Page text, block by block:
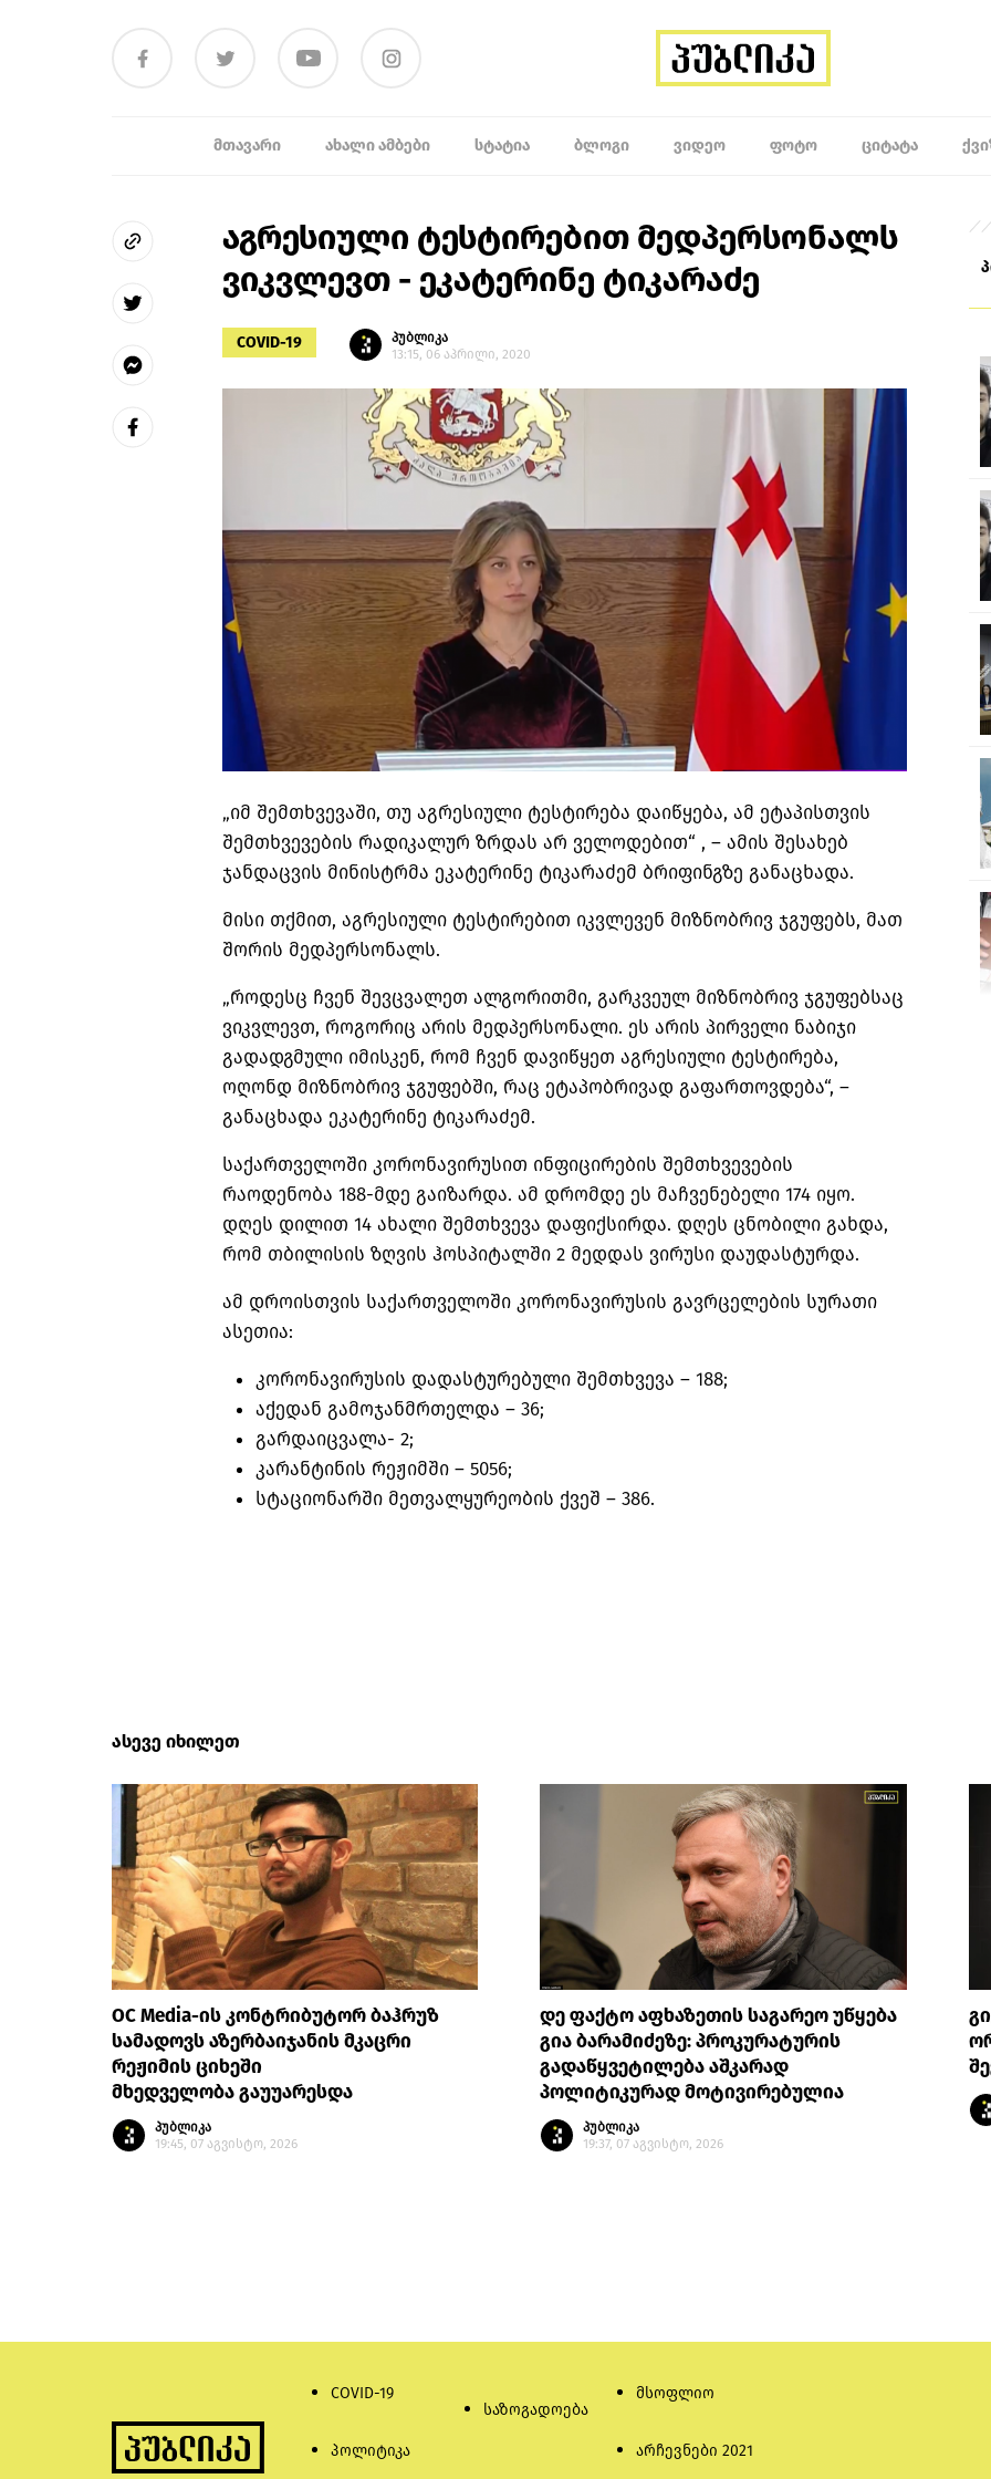
ᲛᲗᲐᲕᲐᲠᲘ ᲐᲮᲐᲚᲘ ᲐᲛᲑᲔᲑᲘ ᲡᲢᲐᲢᲘᲐ ᲑᲚᲝᲒᲘ ᲕᲘᲓᲔᲝ ᲤᲝᲢᲝ ᲪᲘᲢᲐᲢᲐ
აგრესიული ტესტირებით მედპერსონალს
ვიკვლევთ - ეკატერინე ტიკარაძე
COVID-19
პუბლიკა
13:15, 06 აპრილი, 2020
„იმ შემთხვევაში, თუ აგრესიული ტესტირება დაიწყება, ამ ეტაპისთვის
შემთხვევების რადიკალურ ზრდას არ ველოდებით“ , – ამის შესახებ
ჯანდაცვის მინისტრმა ეკატერინე ტიკარაძემ ბრიფინგზე განაცხადა.
მისი თქმით, აგრესიული ტესტირებით იკვლევენ მიზნობრივ ჯგუფებს, მათ
შორის მედპერსონალს.
„როდესც ჩვენ შევცვალეთ ალგორითმი, გარკვეულ მიზნობრივ ჯგუფებსაც
ვიკვლევთ, როგორიც არის მედპერსონალი. ეს არის პირველი ნაბიჯი
გადადგმული იმისკენ, რომ ჩვენ დავიწყეთ აგრესიული ტესტირება,
ოღონდ მიზნობრივ ჯგუფებში, რაც ეტაპობრივად გაფართოვდება“, –
განაცხადა ეკატერინე ტიკარაძემ.
საქართველოში კორონავირუსით ინფიცირების შემთხვევების
რაოდენობა 188-მდე გაიზარდა. ამ დრომდე ეს მაჩვენებელი 174 იყო.
დღეს დილით 14 ახალი შემთხვევა დაფიქსირდა. დღეს ცნობილი გახდა,
რომ თბილისის ზღვის ჰოსპიტალში 2 მედდას ვირუსი დაუდასტურდა.
ამ დროისთვის საქართველოში კორონავირუსის გავრცელების სურათი
ასეთია:
კორონავირუსის დადასტურებული შემთხვევა – 188;
აქედან გამოჯანმრთელდა – 36;
გარდაიცვალა- 2;
კარანტინის რეჟიმში – 5056;
სტაციონარში მეთვალყურეობის ქვეშ – 386.
ასევე იხილეთ
OC Media-ის კონტრიბუტორ ბაჰრუზ
სამადოვს აზერბაიჯანის მკაცრი
რეჟიმის ციხეში
მხედველობა გაუუარესდა
პუბლიკა
19:45, 07 აგვისტო, 2026
დე ფაქტო აფხაზეთის საგარეო უწყება
გია ბარამიძეზე: პროკურატურის
გადაწყვეტილება აშკარად
პოლიტიკურად მოტივირებულია
პუბლიკა
19:37, 07 აგვისტო, 2026
COVID-19
პოლიტიკა
საზოგადოება
მსოფლიო
არჩევნები 2021